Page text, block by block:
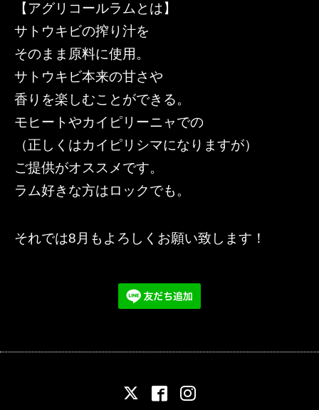
【アグリコールラムとは】
サトウキビの搾り汁を
そのまま原料に使用。
サトウキビ本来の甘さや
香りを楽しむことができる。
モヒートやカイピリーニャでの
（正しくはカイピリシマになりますが）
ご提供がオススメです。
ラム好きな方はロックでも。
それでは8月もよろしくお願い致します！